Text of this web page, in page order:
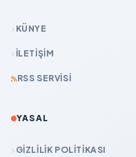
KÜNYE
İLETIŞIM
RSS SERVISI
YASAL
GIZLILIK POLITIKASI